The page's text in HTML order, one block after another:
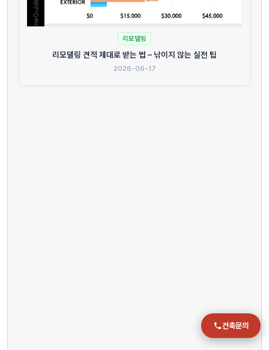
리모델링
리모델링 견적 제대로 받는 법 – 낚이지 않는 실전 팁
2026-06-17
건축문의